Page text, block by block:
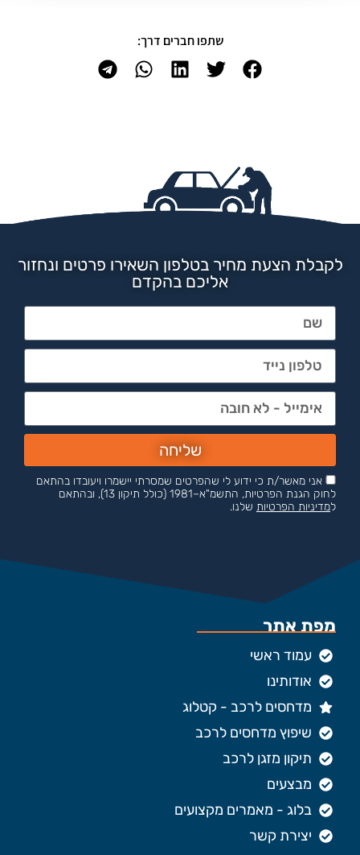
שתפו חברים דרך:
לקבלת הצעת מחיר בטלפון השאירו פרטים ונחזור
אליכם בהקדם
אני מאשר/ת כי ידוע לי שהפרטים שמסרתי יישמרו ויעובדו בהתאם
לחוק הגנת הפרטיות, התשמ"א–1981 (כולל תיקון 13), ובהתאם
למדיניות הפרטיות שלנו.
שליחה
מפת אתר
עמוד ראשי
אודותינו
מדחסים לרכב - קטלוג
שיפוץ מדחסים לרכב
תיקון מזגן לרכב
מבצעים
בלוג - מאמרים מקצועים
יצירת קשר